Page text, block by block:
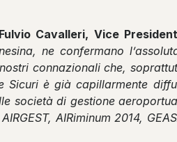
Fulvio Cavalleri, Vice
ne confermano
connazionali che,
Sicuri è già capillarmente
società di gestione
AIRiminum 2014,